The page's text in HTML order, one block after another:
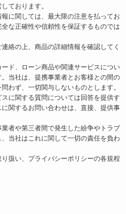
ております。
に関しては、最大限の注意を払ってお
な正確性や信頼性を保証するものでは
絡の上、商品の詳細情報を確認してく
ド、ローン商品や関連サービスについ
当社は、提携事業者とお客様との間の
わず、一切関与しないものとします。
に関する質問については回答を提供す
関するお問い合わせは、直接、提供事
者や第三者間で発生した紛争やトラブ
当社はこれに関して一切の責任を負わ
扱い、プライバシーポリシーの各規程